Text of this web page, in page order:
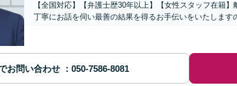
【全国対応】【弁護士歴30年以上】【女性スタッフ在籍
丁寧にお話を伺い最善の結果を得るお手伝いをいたします
お問い合わせ